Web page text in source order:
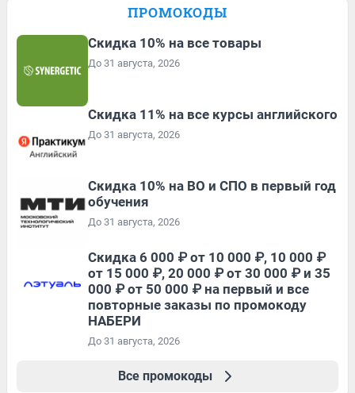
ПРОМОКОДЫ
Скидка 10% на все товары
До 31 августа, 2026
Скидка 11% на все курсы английского
До 31 августа, 2026
Скидка 10% на ВО и СПО в первый год
обучения
До 31 августа, 2026
Скидка 6 000 ₽ от 10 000 ₽, 10 000 ₽
от 15 000 ₽, 20 000 ₽ от 30 000 ₽ и 35
000 ₽ от 50 000 ₽ на первый и все
повторные заказы по промокоду
НАБЕРИ
До 31 августа, 2026
Все промокоды